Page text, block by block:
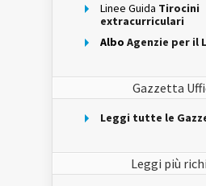
Linee Guida Tirocini
extracurriculari
Albo Agenzie per il
Gazzetta
Leggi tutte le
Leggi più